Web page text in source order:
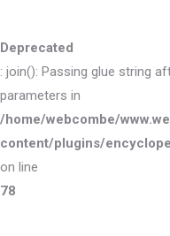
Deprecated
: join(): Passing glue string
parameters in
/home/webcombe/
content/plugins/
on line
78